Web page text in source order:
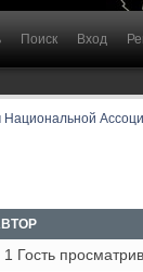
Поиск Вход
Гость